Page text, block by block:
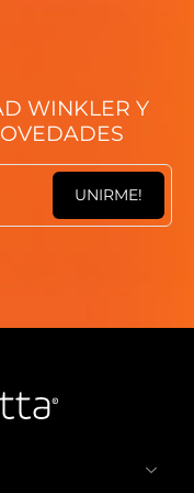
WINKLER Y
UNIRME!